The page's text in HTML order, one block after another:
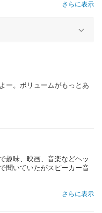
さらに表示
ー。ボリュームがもっとあ
趣味、映画、音楽などヘッ
聞いていたがスピーカー音
さらに表示